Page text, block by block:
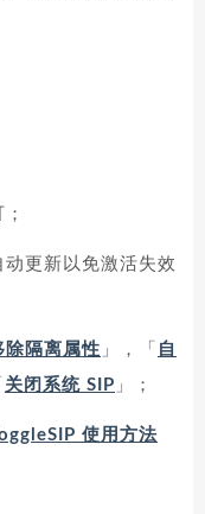
更新以免激活失效
除隔离属性 」，「 自
关闭系统 SIP 」；
使用方法